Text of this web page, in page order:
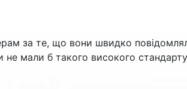
за те, що вони швидко
мали б такого високого стандарту